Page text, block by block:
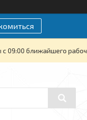
09:00 ближайшего